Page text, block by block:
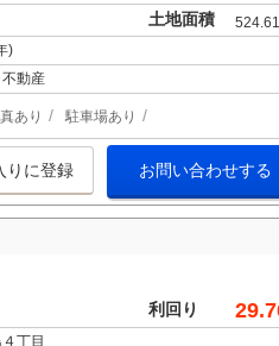
土地面積
)
動産
あり 駐車場あり
りに登録 お問い合わせする
利回り
丁目